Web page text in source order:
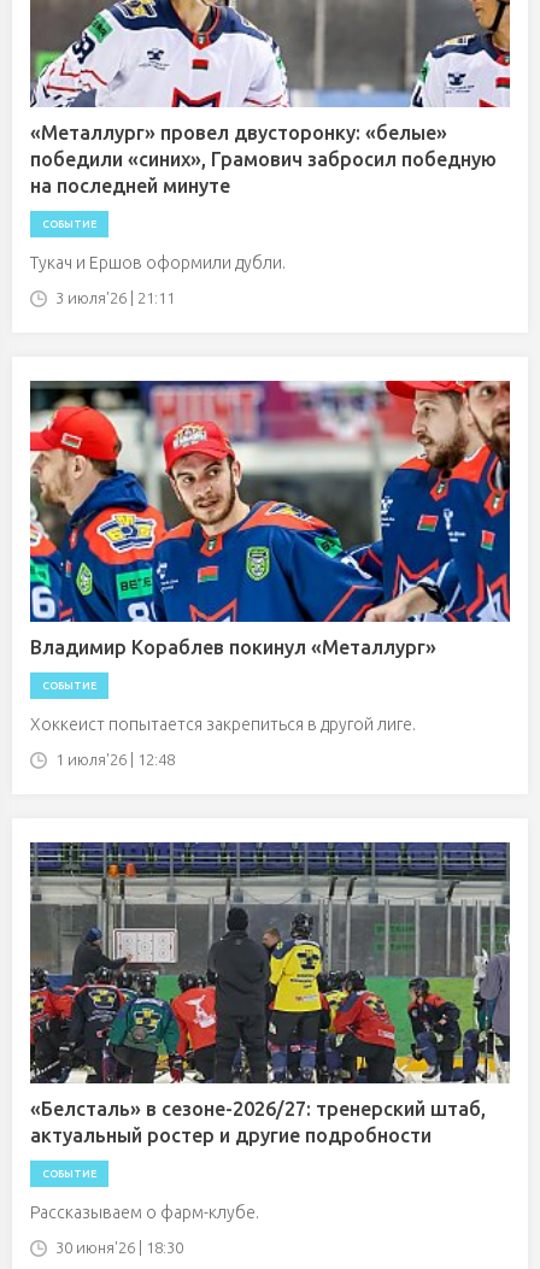
«Металлург» провел двусторонку: «белые»
победили «синих», Грамович забросил победную
на последней минуте
СОБЫТИЕ
Тукач и Ершов оформили дубли.
3 июля'26 | 21:11
Владимир Кораблев покинул «Металлург»
СОБЫТИЕ
Хоккеист попытается закрепиться в другой лиге.
1 июля'26 | 12:48
«Белсталь» в сезоне-2026/27: тренерский штаб,
актуальный ростер и другие подробности
СОБЫТИЕ
Рассказываем о фарм-клубе.
30 июня'26 | 18:30